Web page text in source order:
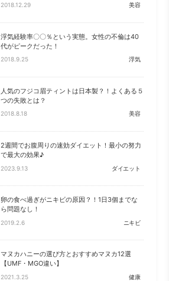
2018.12.29 美容
浮気経験率〇〇％という実態。女性の不倫は40
代がピークだった！
2018.9.25 浮気
人気のフジコ眉ティントは日本製？！よくある５
つの失敗とは？
2018.8.18 美容
2週間でお腹周りの速効ダイエット！最小の努力
で最大の効果♪
2023.9.13 ダイエット
卵の食べ過ぎがニキビの原因？！1日3個までな
ら問題なし！
2019.2.6 ニキビ
マヌカハニーの選び方とおすすめマヌカ12選
【UMF・MGO違い】
2021.3.25 健康